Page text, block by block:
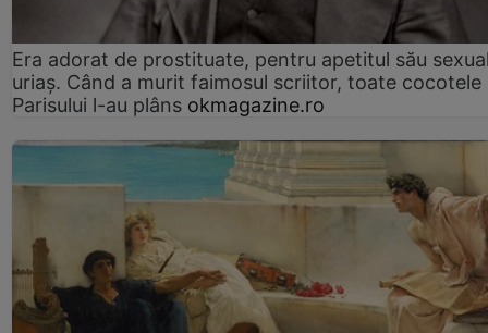
Era adorat de prostituate, pentru apetitul său
uriaș. Când a murit faimosul scriitor, toate cocotele
Parisului l-au plâns okmagazine.ro